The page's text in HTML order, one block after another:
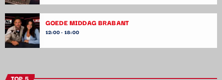
GOEDE MIDDAG BRABANT
12:00 - 18:00
TOP 5